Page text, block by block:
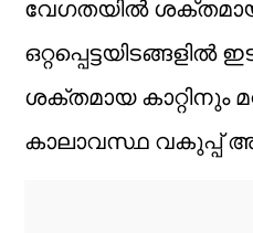
വേഗതയിൽ ശക്തമായ
ശക്തമായ കാറ്റിനും
കാലാവസ്ഥ വകുപ്പ്